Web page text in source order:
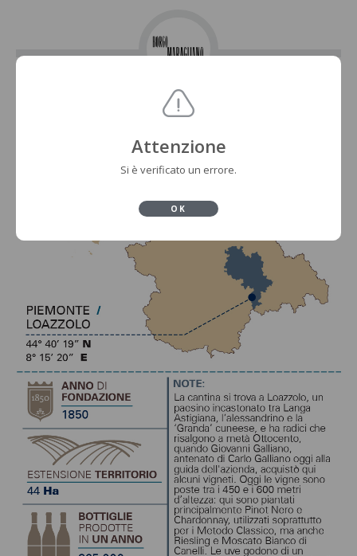
Attenzione
Si è verificato un errore.
OK